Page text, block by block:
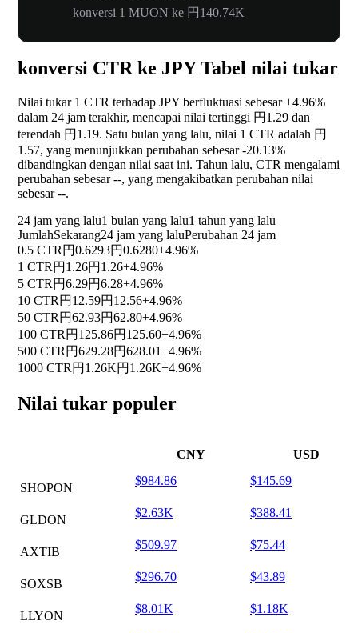
konversi 1 MUON ke 円140.74K
konversi CTR ke JPY Tabel nilai tukar
Nilai tukar 1 CTR terhadap JPY berfluktuasi sebesar+4.96%
dalam 24 jam terakhir, mencapai nilai tertinggi 円1.29 dan
terendah 円1.19. Satu bulan yang lalu, nilai 1 CTR adalah 円
1.57, yang menunjukkan perubahan sebesar-20.13%
dibandingkan dengan nilai saat ini. Tahun lalu, CTR mengalami
perubahan sebesar--, yang mengakibatkan perubahan nilai
sebesar--.
24 jam yang lalu1 bulan yang lalu1 tahun yang lalu
JumlahSekarang24 jam yang laluPerubahan 24 jam
0.5 CTR 円0.6293円0.6280+4.96%
1 CTR 円1.26円1.26+4.96%
5 CTR 円6.29円6.28+4.96%
10 CTR 円12.59円12.56+4.96%
50 CTR 円62.93円62.80+4.96%
100 CTR 円125.86円125.60+4.96%
500 CTR 円629.28円628.01+4.96%
1000 CTR 円1.26K円1.26K+4.96%
Nilai tukar populer
CNY USD
SHOPON
$984.86 $145.69
GLDON
$2.63K $388.41
AXTIB
$509.97 $75.44
SOXSB
$296.70 $43.89
LLYON
$8.01K $1.18K